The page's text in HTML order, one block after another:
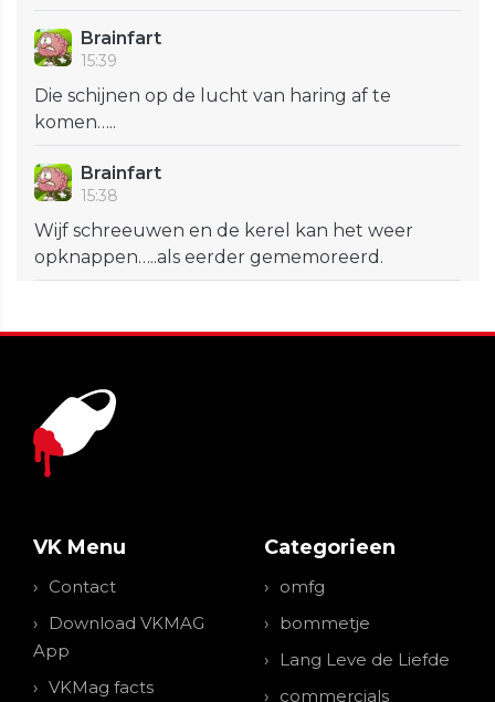
Brainfart
15:39
Die schijnen op de lucht van haring af te
komen…..
Brainfart
15:38
Wijf schreeuwen en de kerel kan het weer
opknappen…..als eerder gememoreerd.
VK Menu
Contact
Download VKMAG
App
VKMag facts
Categorieen
omfg
bommetje
Lang Leve de Liefde
commercials